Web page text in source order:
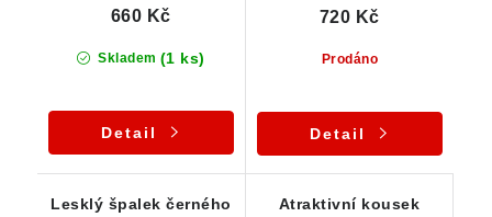
Skladem (1 ks)
660 Kč
Detail
Prodáno
720 Kč
Detail
Lesklý špalek černého
Atraktivní kousek